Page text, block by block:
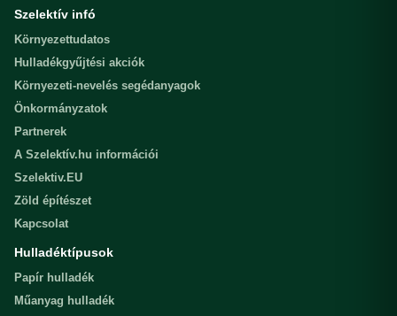
Szelektív infó
Környezettudatos
Hulladékgyűjtési akciók
Környezeti-nevelés segédanyagok
Önkormányzatok
Partnerek
A Szelektív.hu információi
Szelektiv.EU
Zöld építészet
Kapcsolat
Hulladéktípusok
Papír hulladék
Műanyag hulladék